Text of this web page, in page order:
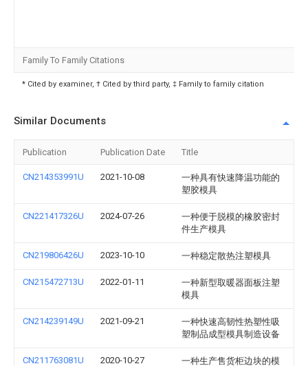
Family To Family Citations
* Cited by examiner, † Cited by third party, ‡ Family to family citation
Similar Documents
Publication Publication Date Title
CN214353991U 2021-10-08
一种具有快速降温功能的
塑胶模具
CN221417326U 2024-07-26
一种便于脱模的橡胶密封
件生产模具
CN219806426U 2023-10-10 一种稳定散热注塑模具
CN215472713U 2022-01-11
一种新型取暖器面板注塑
模具
CN214239149U 2021-09-21
一种快速高韧性热塑性吸
塑制品成型模具制造设备
CN211763081U 2020-10-27
一种生产售货柜边块的模